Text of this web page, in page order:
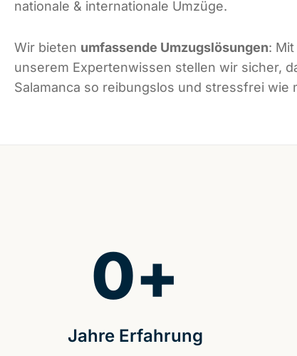
nationale & internationale Umzüge.
Wir bieten umfassende Umzugslösungen:
unserem Expertenwissen stellen wir sicher,
Salamanca so reibungslos und stressfrei wie
Jahre Erfahrung
0+